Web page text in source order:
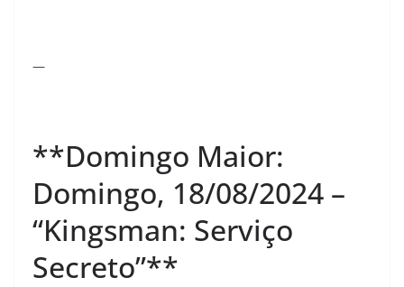
—
**Domingo Maior:
Domingo, 18/08/2024 –
“Kingsman: Serviço
Secreto”**